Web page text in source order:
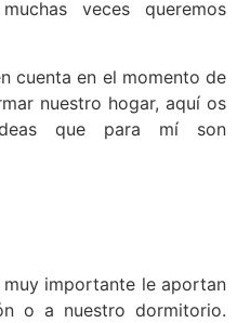
veces queremos
cuenta en el momento de
nuestro hogar, aquí os
que para mí son
importante le aportan
o a nuestro dormitorio.